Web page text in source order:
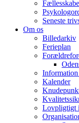
Seneste
Om os
Billedarkiv
Ferieplan
Kalender
Lovpligtigt